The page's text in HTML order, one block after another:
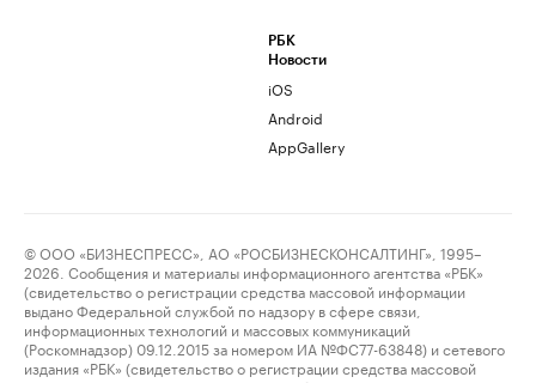
РБК
Новости
iOS
Android
AppGallery
© ООО «БИЗНЕСПРЕСС», АО «РОСБИЗНЕСКОНСАЛТИНГ», 1995–
2026. Сообщения и материалы информационного агентства «РБК»
(свидетельство о регистрации средства массовой информации
выдано Федеральной службой по надзору в сфере связи,
информационных технологий и массовых коммуникаций
(Роскомнадзор) 09.12.2015 за номером ИА №ФС77-63848) и сетевого
издания «РБК» (свидетельство о регистрации средства массовой